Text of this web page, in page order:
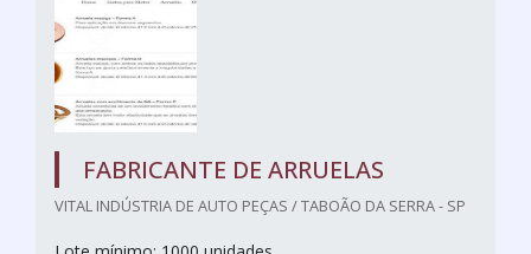
FABRICANTE DE ARRUELAS
VITAL INDÚSTRIA DE AUTO PEÇAS / TABOÃO DA SERRA - SP